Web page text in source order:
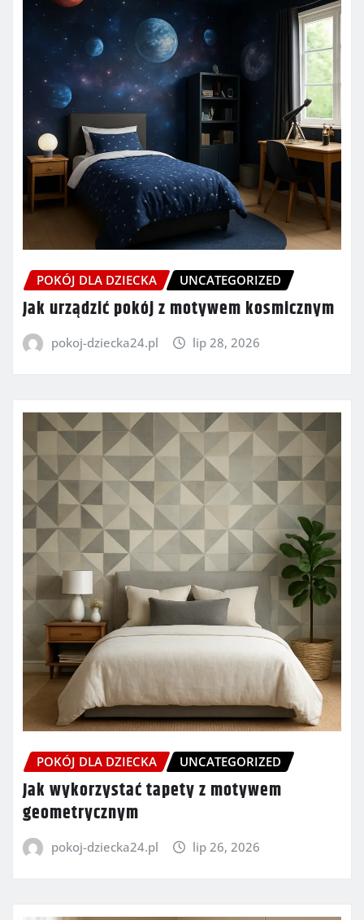
POKÓJ DLA DZIECKA UNCATEGORIZED
Jak urządzić pokój z motywem kosmicznym
pokoj-dziecka24.pl lip 28, 2026
POKÓJ DLA DZIECKA UNCATEGORIZED
Jak wykorzystać tapety z motywem
geometrycznym
pokoj-dziecka24.pl lip 26, 2026